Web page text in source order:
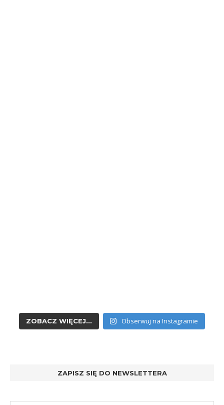
ZOBACZ WIĘCEJ... Obserwuj na Instagramie
ZAPISZ SIĘ DO NEWSLETTERA